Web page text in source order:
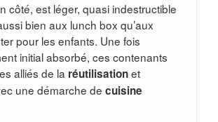
côté, est léger, quasi indestructible
bien aux lunch box qu’aux
pour les enfants. Une fois
initial absorbé, ces contenants
alliés de la réutilisationet
une démarche de cuisine